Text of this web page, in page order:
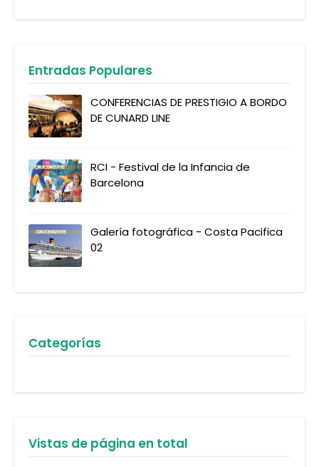
Entradas Populares
CONFERENCIAS DE PRESTIGIO A BORDO
DE CUNARD LINE
RCI - Festival de la Infancia de
Barcelona
Galería fotográfica - Costa Pacifica
02
Categorías
Vistas de página en total